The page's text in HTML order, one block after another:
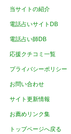
当サイトの紹介
電話占いサイトDB
電話占い師DB
応援クチコミ一覧
プライバシーポリシー
お問い合わせ
サイト更新情報
お薦めリンク集
トップページへ戻る